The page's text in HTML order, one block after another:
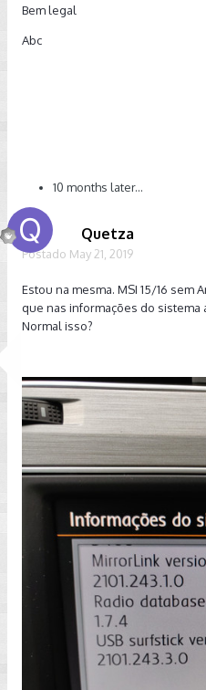
Bem legal
Abc
10 months later...
Quetza
Postado May 21, 2019
Estou na mesma. MSI 15/16 sem
que nas informações do sistema
Normal isso?